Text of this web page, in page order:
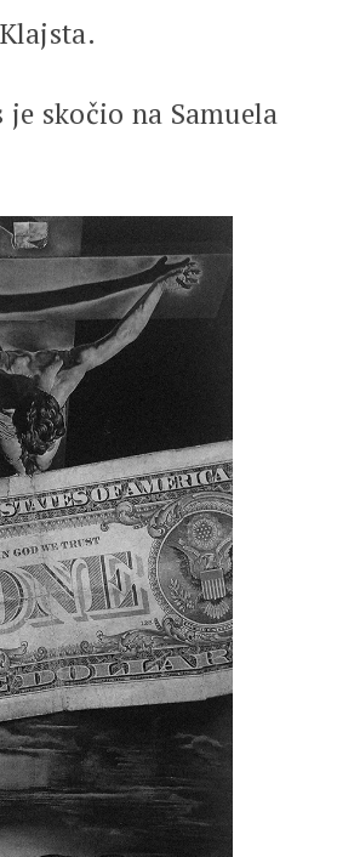
skočio na Samuela